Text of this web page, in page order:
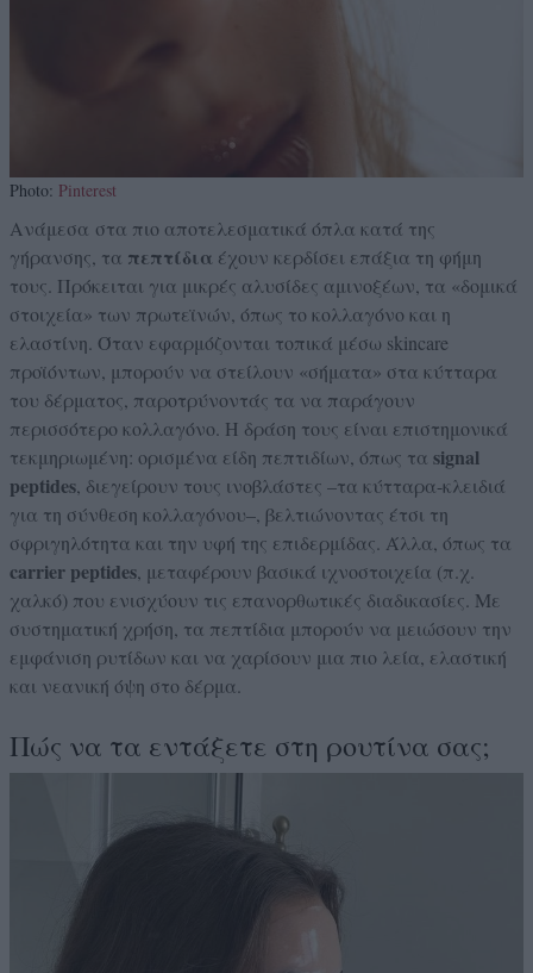
Photo: Pinterest
Ανάμεσα στα πιο αποτελεσματικά όπλα κατά της
γήρανσης, τα πεπτίδια έχουν κερδίσει επάξια τη φήμη
τους. Πρόκειται για μικρές αλυσίδες αμινοξέων, τα «δομικά
στοιχεία» των πρωτεϊνών, όπως το κολλαγόνο και η
ελαστίνη. Όταν εφαρμόζονται τοπικά μέσω skincare
προϊόντων, μπορούν να στείλουν «σήματα» στα κύτταρα
του δέρματος, παροτρύνοντάς τα να παράγουν
περισσότερο κολλαγόνο. Η δράση τους είναι επιστημονικά
τεκμηριωμένη: ορισμένα είδη πεπτιδίων, όπως τα signal
peptides, διεγείρουν τους ινοβλάστες –τα κύτταρα-κλειδιά
για τη σύνθεση κολλαγόνου–, βελτιώνοντας έτσι τη
σφριγηλότητα και την υφή της επιδερμίδας. Άλλα, όπως τα
carrier peptides, μεταφέρουν βασικά ιχνοστοιχεία (π.χ.
χαλκό) που ενισχύουν τις επανορθωτικές διαδικασίες. Με
συστηματική χρήση, τα πεπτίδια μπορούν να μειώσουν την
εμφάνιση ρυτίδων και να χαρίσουν μια πιο λεία, ελαστική
και νεανική όψη στο δέρμα.
Πώς να τα εντάξετε στη ρουτίνα σας;